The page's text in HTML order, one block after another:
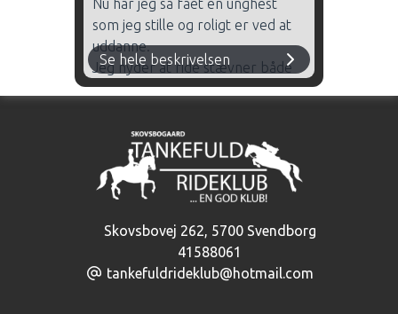
Nu har jeg så fået en unghest
som jeg stille og roligt er ved at
uddanne.
Jeg nyder at ride stævner både
på Tankefuld men også udenbys.
2024 hvor vi vandt bronze.
Jeg elsker at have med heste at
gøre ikke bare ride dem men
også at pusle og hygge om dem.
Se hele beskrivelsen
Skovsbovej 262, 5700 Svendborg
41588061
tankefuldrideklub@hotmail.com